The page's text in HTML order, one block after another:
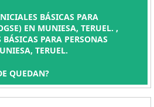
BÁSICAS PARA
EN MUNIESA, TERUEL. ,
PARA PERSONAS
TERUEL.
QUEDAN?